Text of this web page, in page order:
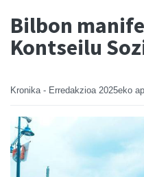
Bilbon
Kontseilu
Kronika - Erredakzioa 2025eko